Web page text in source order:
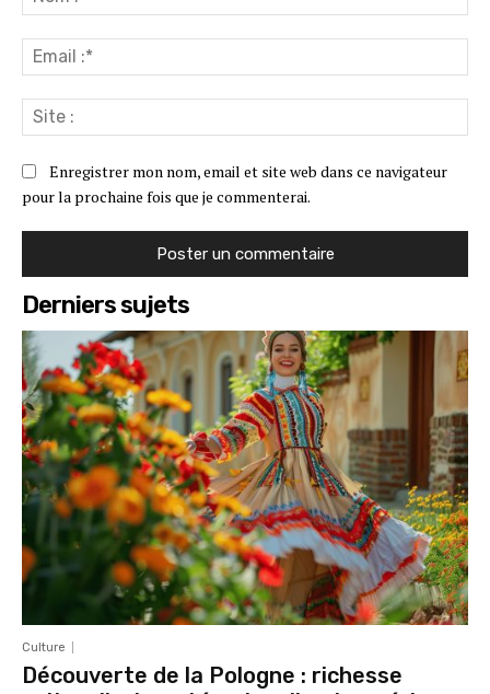
:*
:*
:
Enregistrer mon nom, email et site web dans ce navigateur
pour la prochaine fois que je commenterai.
Derniers sujets
Culture
Découverte de la Pologne : richesse